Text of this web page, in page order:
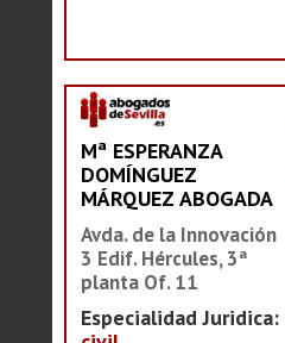
Mª ESPERANZA
DOMÍNGUEZ
MÁRQUEZ ABOGADA
Avda. de la Innovación
3 Edif. Hércules, 3ª
planta Of. 11
Especialidad Juridica: